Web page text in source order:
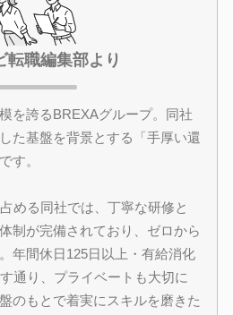
転職編集部より
を誇るBREXAグループ。同社
た基盤を背景とする「手厚い還
す。
める同社では、丁寧な研修と
制が完備されており、ゼロから
年間休日125日以上・有給消化
通り、プライベートも大切に
のもとで着実にスキルを磨きた